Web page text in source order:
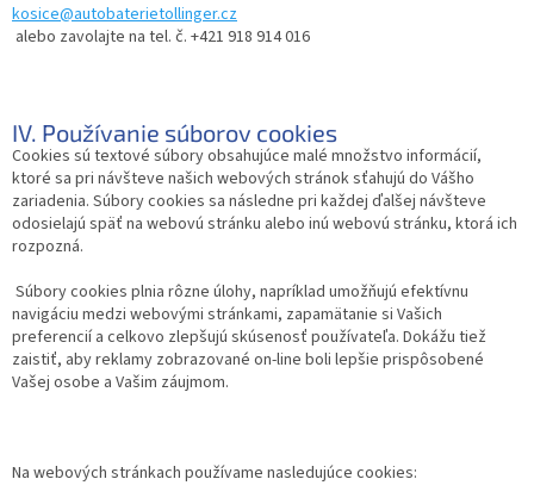
kosice@autobaterietollinger.cz
alebo zavolajte na tel. č. +421 918 914 016
IV. Používanie súborov cookies
Cookies sú textové súbory obsahujúce malé množstvo informácií,
ktoré sa pri návšteve našich webových stránok sťahujú do Vášho
zariadenia. Súbory cookies sa následne pri každej ďalšej návšteve
odosielajú späť na webovú stránku alebo inú webovú stránku, ktorá ich
rozpozná.
Súbory cookies plnia rôzne úlohy, napríklad umožňujú efektívnu
navigáciu medzi webovými stránkami, zapamätanie si Vašich
preferencií a celkovo zlepšujú skúsenosť používateľa. Dokážu tiež
zaistiť, aby reklamy zobrazované on-line boli lepšie prispôsobené
Vašej osobe a Vašim záujmom.
Na webových stránkach používame nasledujúce cookies: